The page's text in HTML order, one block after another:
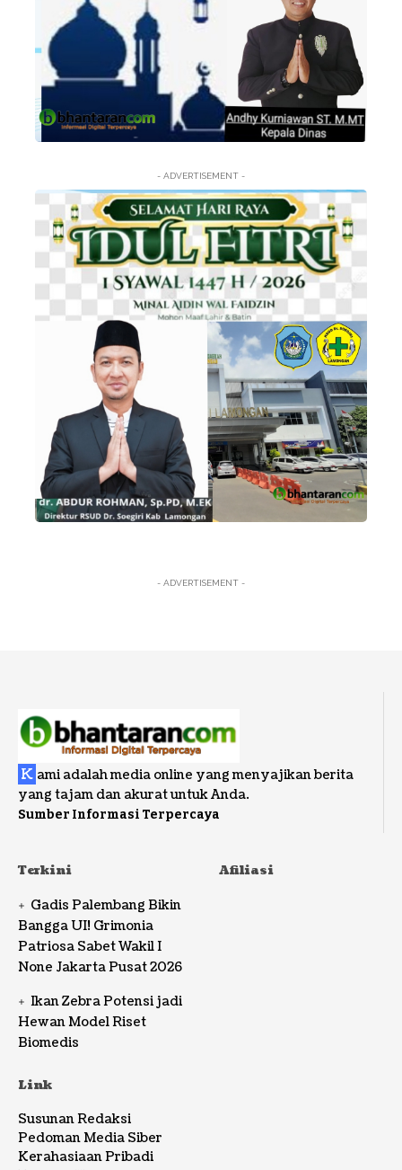
- ADVERTISEMENT -
- ADVERTISEMENT -
K ami adalah media online yang menyajikan berita
yang tajam dan akurat untuk Anda.
Sumber Informasi Terpercaya
Terkini
Gadis Palembang Bikin
Bangga UI! Grimonia
Patriosa Sabet Wakil I
None Jakarta Pusat 2026
Ikan Zebra Potensi jadi
Hewan Model Riset
Biomedis
Afiliasi
Link
Susunan Redaksi
Pedoman Media Siber
Kerahasiaan Pribadi